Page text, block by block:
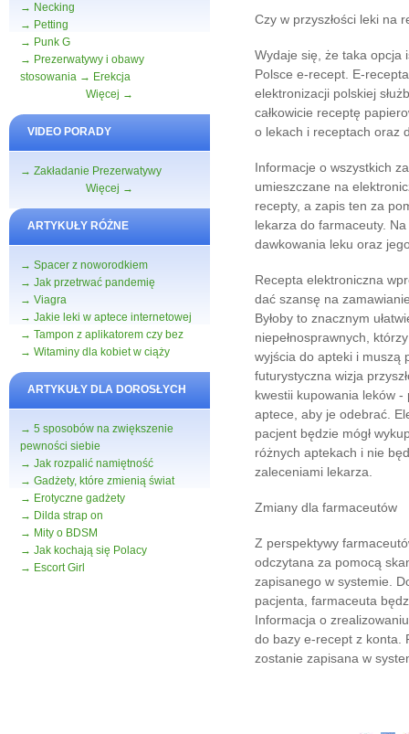
→ Necking
→ Petting
→ Punk G
→ Prezerwatywy i obawy
stosowania → Erekcja
Więcej →
VIDEO PORADY
→ Zakładanie Prezerwatywy
Więcej →
ARTYKUŁY RÓŻNE
→ Spacer z noworodkiem
→ Jak przetrwać pandemię
→ Viagra
→ Jakie leki w aptece internetowej
→ Tampon z aplikatorem czy bez
→ Witaminy dla kobiet w ciąży
ARTYKUŁY DLA DOROSŁYCH
→ 5 sposobów na zwiększenie
pewności siebie
→ Jak rozpalić namiętność
→ Gadżety, które zmienią świat
→ Erotyczne gadżety
→ Dilda strap on
→ Mity o BDSM
→ Jak kochają się Polacy
→ Escort Girl
Czy w przyszłości leki na
Wydaje się, że taka opcja
Polsce e-recept. E-
elektronizacji polskiej
całkowicie receptę
o lekach i receptach oraz
Informacje o wszystkich
umieszczane na
recepty, a zapis ten za
lekarza do farmaceuty.
dawkowania leku oraz
Recepta elektroniczna
dać szansę na
Byłoby to znacznym
niepełnosprawnych,
wyjścia do apteki i muszą
futurystyczna wizja
kwestii kupowania leków
aptece, aby je odebrać.
pacjent będzie mógł
różnych aptekach i nie
zaleceniami lekarza.
Zmiany dla farmaceutów
Z perspektywy
odczytana za pomocą
zapisanego w systemie.
pacjenta, farmaceuta
Informacja o
do bazy e-recept z konta.
zostanie zapisana w